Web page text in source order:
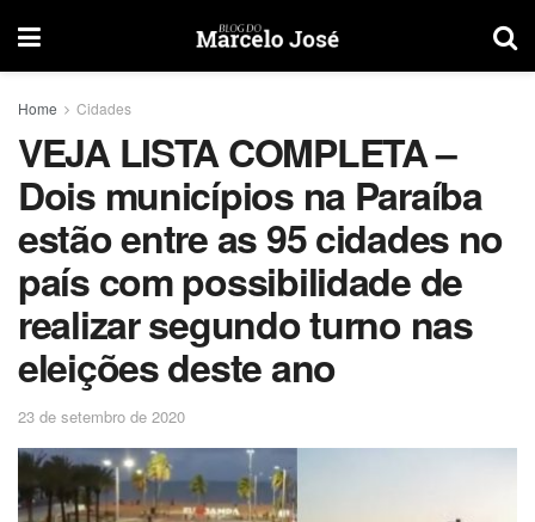
Home Cidades
VEJA LISTA COMPLETA –
Dois municípios na Paraíba
estão entre as 95 cidades no
país com possibilidade de
realizar segundo turno nas
eleições deste ano
23 de setembro de 2020